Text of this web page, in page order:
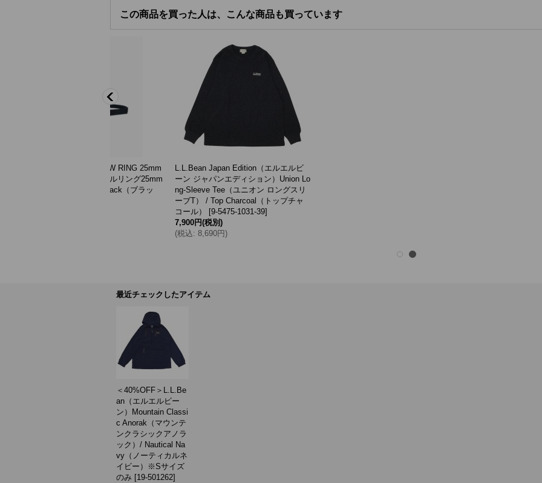
この商品を買った人は、こんな商品も買っています
L.L.Bean Japan Edition（エルエルビ
ーン ジャパンエディション）Union Lo
ng-Sleeve Tee（ユニオン ロングスリ
ーブT） / Top Charcoal（トップチャ
9-5475-1031-39
最近チェックしたアイテム
＜40%OFF＞L.L.Be
an（エルエルビー
ン）Mountain Classi
c Anorak（マウンテ
ンクラシックアノラ
ック）/ Nautical Na
vy（ノーティカルネ
イビー）※Sサイズ
のみ [19-501262]